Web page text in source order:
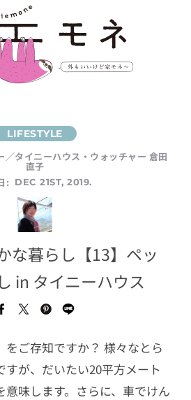
／タイニーハウス・ウォッチャー 倉田
直子
:
DEC 21ST, 2019.
な暮らし【13】ペッ
in タイニーハウス
をご存知ですか？ 様々なとら
すが、だいたい20平方メート
意味します。さらに、車でけん